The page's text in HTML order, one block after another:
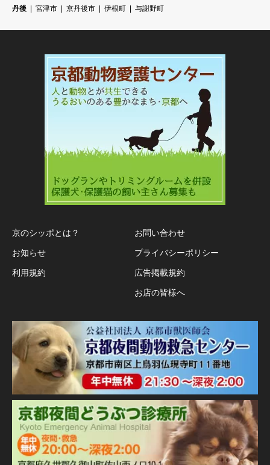
丹後
宮津市 京丹後市 伊根町 与謝野町
京のシッポとは？
お知らせ
利用規約
お問い合わせ
プライバシーポリシー
広告掲載規約
お店の皆様へ